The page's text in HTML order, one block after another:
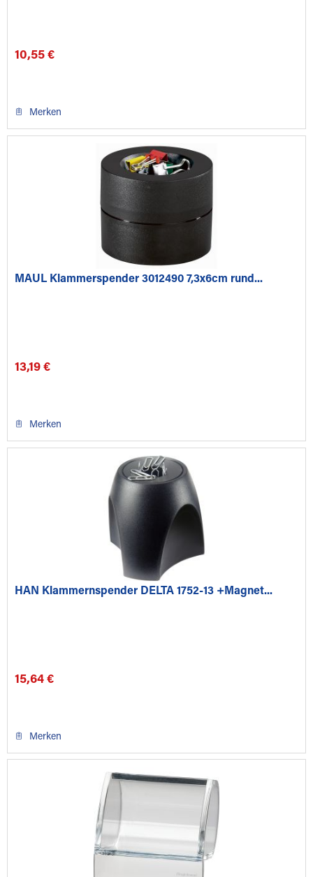
10,55 €
Merken
MAUL Klammerspender 3012490 7,3x6cm rund...
13,19 €
Merken
HAN Klammernspender DELTA 1752-13 +Magnet...
15,64 €
Merken